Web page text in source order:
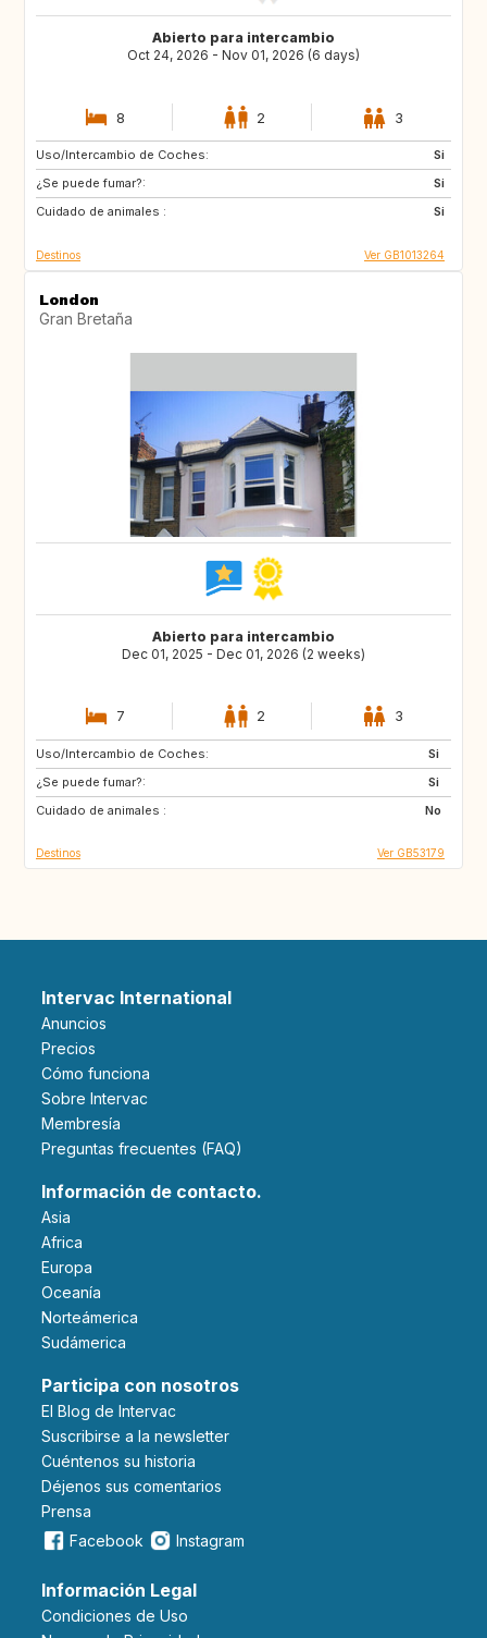
Abierto para intercambio
Oct 24, 2026 - Nov 01, 2026 (6 days)
8 2 3
Uso/Intercambio de Coches:
Si
¿Se puede fumar?:
Si
Cuidado de animales :
Si
IE
PT
GR
Destinos Ver GB1013264
London
Gran Bretaña
Abierto para intercambio
Dec 01, 2025 - Dec 01, 2026 (2 weeks)
7 2 3
Uso/Intercambio de Coches:
Si
¿Se puede fumar?:
Si
Cuidado de animales :
No
IS
Destinos Ver GB53179
Intervac International
Anuncios
Precios
Cómo funciona
Sobre Intervac
Membresía
Preguntas frecuentes (FAQ)
Información de contacto.
Asia
Africa
Europa
Oceanía
Norteámerica
Sudámerica
Participa con nosotros
El Blog de Intervac
Suscribirse a la newsletter
Cuéntenos su historia
Déjenos sus comentarios
Prensa
Facebook
Instagram
Información Legal
Condiciones de Uso